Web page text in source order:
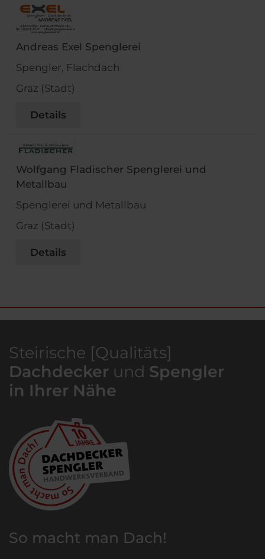
Andreas Exel Spenglerei
Spengler, Flachdach
Graz (Stadt)
Details
Wolfgang Fladischer Spenglerei und
Metallbau
Spenglerei und Metallbau
Graz (Stadt)
Details
Steirische [Qualitäts]
Dachdecker und Spengler
in Ihrer Nähe
So macht man Dach!